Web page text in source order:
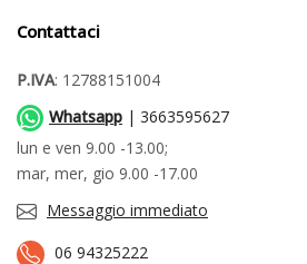
Contattaci
P.IVA: 12788151004
Whatsapp | 3663595627
lun e ven 9.00 -13.00;
mar, mer, gio 9.00 -17.00
Messaggio immediato
06 94325222